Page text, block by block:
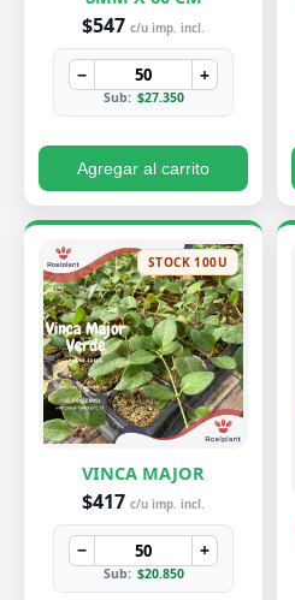
$547 c/u imp. incl.
− +
Sub: $27.350
Agregar al carrito
STOCK 100U
VINCA MAJOR
$417 c/u imp. incl.
− +
Sub: $20.850